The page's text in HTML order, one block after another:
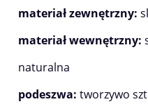
materiał zewnętrzny:
materiał wewnętrzny:
naturalna
podeszwa: tworzywo